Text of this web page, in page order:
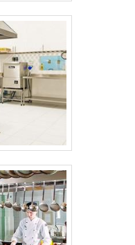
que o
com
segmento.
garantir a
materiais,
cumprem
Assim,
gastos
motivos
tornado
em uma
e serviços
são: